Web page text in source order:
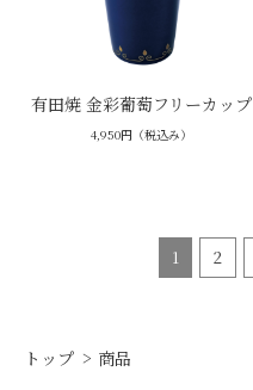
有田焼 金彩葡萄フリーカップ
4,950円（税込み）
1 2
トップ 商品